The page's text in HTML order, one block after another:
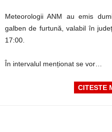
Meteorologii ANM au emis
galben de furtună, valabil în
17:00.
În intervalul menționat se vor…
CITESTE